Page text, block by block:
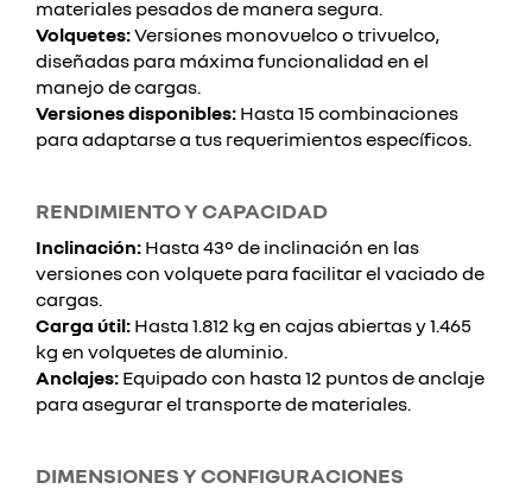
materiales pesados de manera segura.
Volquetes:Versiones monovuelco o trivuelco,
diseñadas para máxima funcionalidad en el
manejo de cargas.
Versiones disponibles: Hasta 15 combinaciones
para adaptarse a tus requerimientos específicos.
RENDIMIENTO Y CAPACIDAD
Inclinación: Hasta 43° de inclinación en las
versiones con volquete para facilitar el vaciado de
cargas.
Carga útil: Hasta 1.812 kg en cajas abiertas y 1.465
kg en volquetes de aluminio.
Anclajes: Equipado con hasta 12 puntos de anclaje
para asegurar el transporte de materiales.
DIMENSIONES Y CONFIGURACIONES